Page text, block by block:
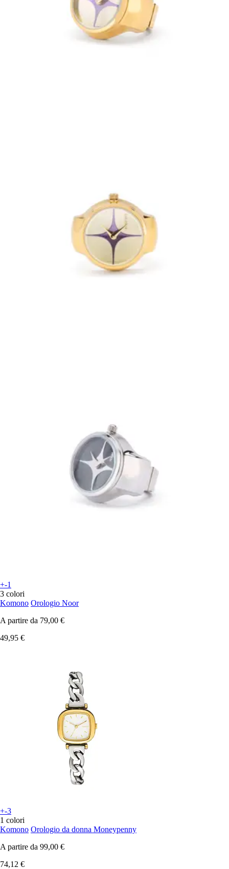
+-1
3 colori
Komono Orologio Noor
A partire da 79,00 €
49,95 €
+-3
1 colori
Komono Orologio da donna Moneypenny
A partire da 99,00 €
74,12 €